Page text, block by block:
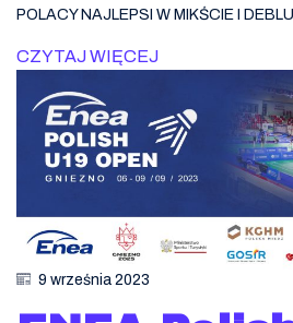
POLACY NAJLEPSI W MIKŚCIE I
CZYTAJ WIĘCEJ
9 września 2023